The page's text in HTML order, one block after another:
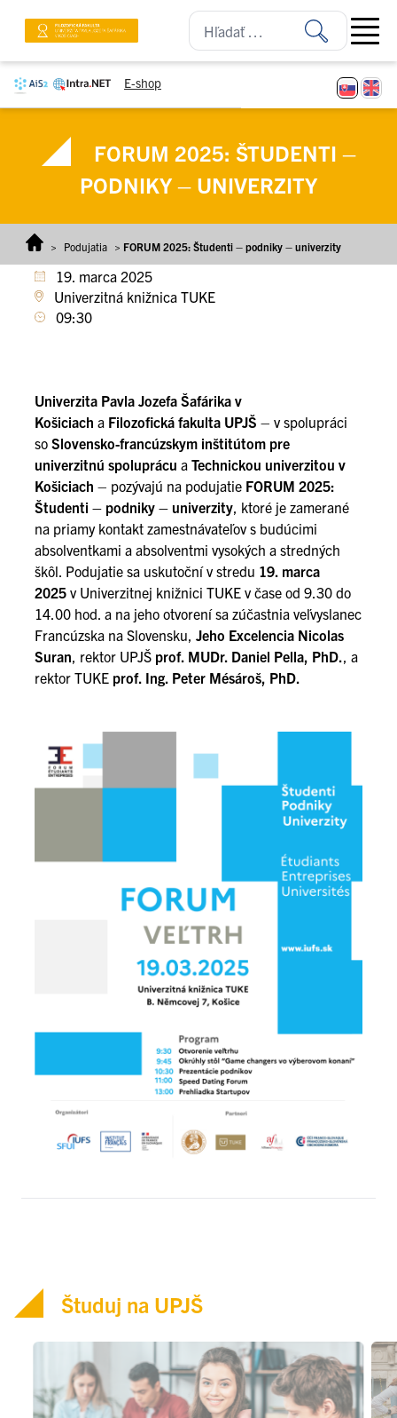
E-shop
Open
FORUM 2025: ŠTUDENTI –
PODNIKY – UNIVERZITY
> Podujatia > FORUM 2025: Študenti – podniky – univerzity
19. marca 2025
Univerzitná knižnica TUKE
09:30
Univerzita Pavla Jozefa Šafárika v
Košiciach a Filozofická fakulta UPJŠ – v spolupráci
so Slovensko-francúzskym inštitútom pre
univerzitnú spoluprácu a Technickou univerzitou v
Košiciach – pozývajú na podujatie FORUM 2025:
Študenti – podniky – univerzity , ktoré je zamerané
na priamy kontakt zamestnávateľov s budúcimi
absolventkami a absolventmi vysokých a stredných
škôl. Podujatie sa uskutoční v stredu 19. marca
2025 v Univerzitnej knižnici TUKE v čase od 9.30 do
14.00 hod. a na jeho otvorení sa zúčastnia veľvyslanec
Francúzska na Slovensku, Jeho Excelencia Nicolas
Suran , rektor UPJŠ prof. MUDr. Daniel Pella, PhD. , a
rektor TUKE prof. Ing. Peter Mésároš, PhD.
Študuj na UPJŠ